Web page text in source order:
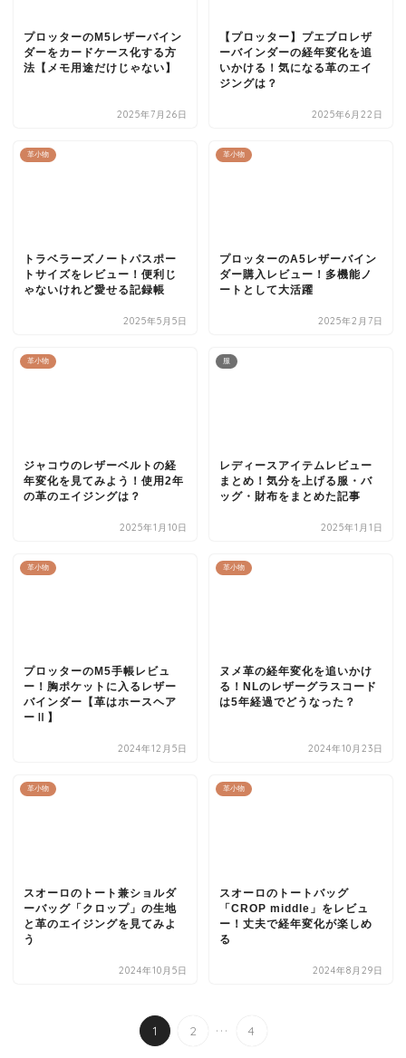
プロッターのM5レザーバイン
ダーをカードケース化する方
法【メモ用途だけじゃない】
2025年7月26日
【プロッター】プエブロレザ
ーバインダーの経年変化を追
いかける！気になる革のエイ
ジングは？
2025年6月22日
革小物
トラベラーズノートパスポー
トサイズをレビュー！便利じ
ゃないけれど愛せる記録帳
2025年5月5日
革小物
プロッターのA5レザーバイン
ダー購入レビュー！多機能ノ
ートとして大活躍
2025年2月7日
革小物
ジャコウのレザーベルトの経
年変化を見てみよう！使用2年
の革のエイジングは？
2025年1月10日
服
レディースアイテムレビュー
まとめ！気分を上げる服・バ
ッグ・財布をまとめた記事
2025年1月1日
革小物
プロッターのM5手帳レビュ
ー！胸ポケットに入るレザー
バインダー【革はホースヘア
ーⅡ】
2024年12月5日
革小物
ヌメ革の経年変化を追いかけ
る！NLのレザーグラスコード
は5年経過でどうなった？
2024年10月23日
革小物
スオーロのトート兼ショルダ
ーバッグ「クロップ」の生地
と革のエイジングを見てみよ
う
2024年10月5日
革小物
スオーロのトートバッグ
「CROP middle」をレビュ
ー！丈夫で経年変化が楽しめ
る
2024年8月29日
1 2 ... 4